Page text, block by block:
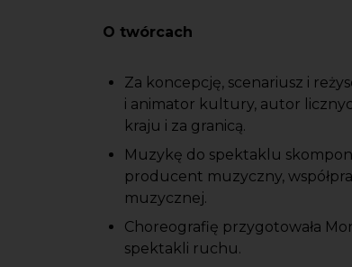
O twórcach
Za koncepcję, scenariusz i
i animator kultury, autor
kraju i za granicą.
Muzykę do spektaklu
producent muzyczny,
muzycznej.
Choreografię przygotowała
spektakli ruchu.